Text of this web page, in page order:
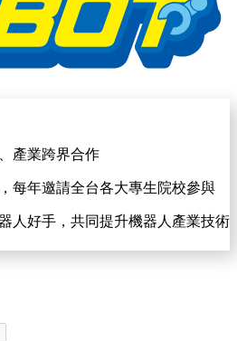
產業跨界合作
每年邀請全台各大專生院校參與
人好手，共同提升機器人產業技術